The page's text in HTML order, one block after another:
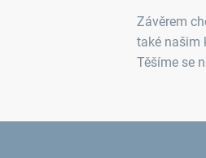
Závěrem
také našim
Těšíme se